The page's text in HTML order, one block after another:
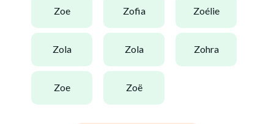
zoe zofia zoélie
zola zola zohra
zoe zoë